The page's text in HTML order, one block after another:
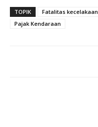
TOPIK Fatalitas kecelakaan
Pajak Kendaraan